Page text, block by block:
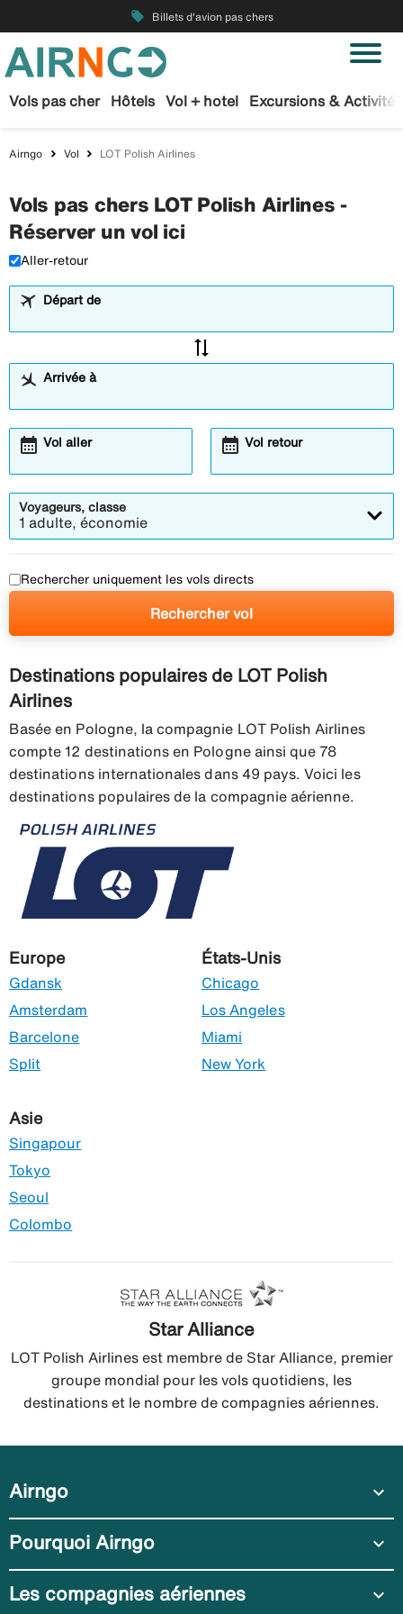
local_offer Billets d'avion pas chers
Vols pas cher Hôtels Vol + hotel Excursions & Activités
Airngo Vol LOT Polish Airlines
Vols pas chers LOT Polish Airlines -
Réserver un vol ici
Aller-retour
Départ de
sync_alt
Arrivée à
Vol aller
Ouvre
du
calendrier
calendar_month Vol retour
Ouvre
du
calendar_month
Voyageurs, classe
1 adulte, économie
Rechercher uniquement les vols directs
Rechercher vol
Destinations populaires de LOT Polish
Airlines
Basée en Pologne, la compagnie LOT Polish Airlines
compte 12 destinations en Pologne ainsi que 78
destinations internationales dans 49 pays. Voici les
destinations populaires de la compagnie aérienne.
Europe
Gdansk
Amsterdam
Barcelone
Split
États-Unis
Chicago
Los Angeles
Miami
New York
Asie
Singapour
Tokyo
Seoul
Colombo
Star Alliance
LOT Polish Airlines est membre de Star Alliance, premier
groupe mondial pour les vols quotidiens, les
destinations et le nombre de compagnies aériennes.
Airngo expand_more
Pourquoi Airngo expand_more
Les compagnies aériennes expand_more